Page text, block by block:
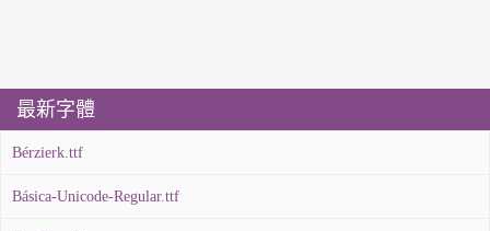
最新字體
Bérzierk.ttf
Básica-Unicode-Regular.ttf